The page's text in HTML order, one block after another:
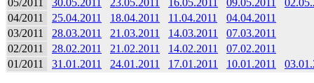
05/2011
30.05.2011 23.05.2011 16.05.2011 09.05.2011
04/2011
25.04.2011 18.04.2011 11.04.2011
04.04.2011
03/2011
28.03.2011 21.03.2011 14.03.2011
07.03.2011
02/2011
28.02.2011 21.02.2011 14.02.2011
07.02.2011
01/2011
31.01.2011 24.01.2011 17.01.2011 10.01.2011